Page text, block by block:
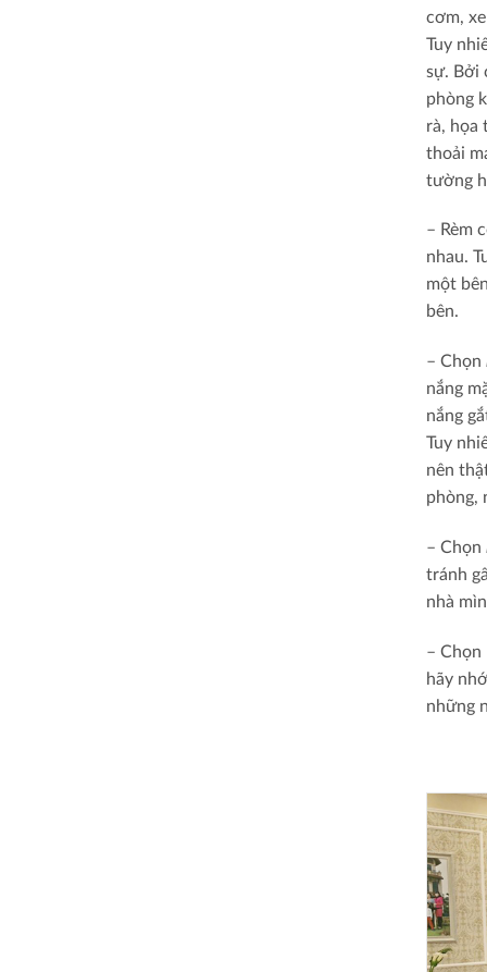
cơm,
Tuy
sự. Bởi
phòng
rà, họa
thoải
tường
– Rèm
nhau.
một
bên.
– Chọn
nắng
nắng
Tuy
nên
phòng,
– Chọn
tránh
nhà
– Chọn
hãy
những